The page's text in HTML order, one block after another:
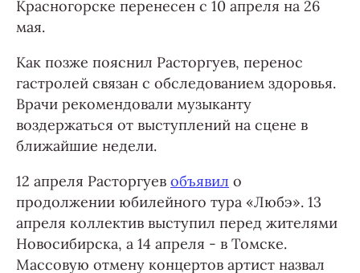
Красногорске перенесен с 10 апреля на 26
мая.
Как позже пояснил Расторгуев, перенос
гастролей связан с обследованием здоровья.
Врачи рекомендовали музыканту
воздержаться от выступлений на сцене в
ближайшие недели.
12 апреля Расторгуев объявил о
продолжении юбилейного тура «Любэ». 13
апреля коллектив выступил перед жителями
Новосибирска, а 14 апреля - в Томске.
Массовую отмену концертов артист назвал